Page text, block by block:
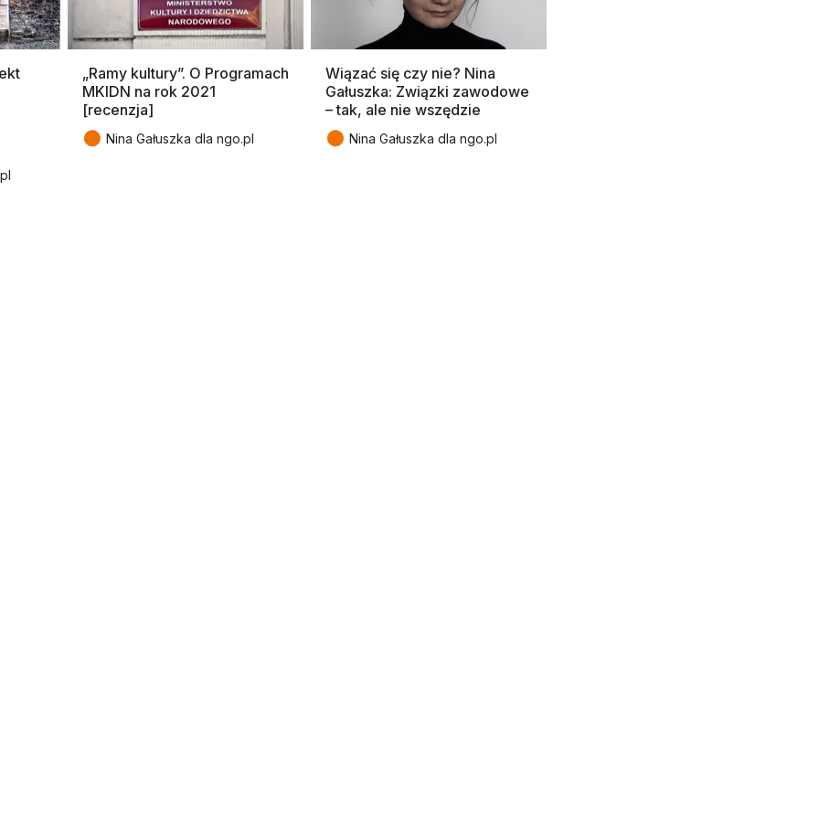
„Ramy kultury”. O Programach
MKIDN na rok 2021
[recenzja]
● Nina Gałuszka dla ngo.pl
Wiązać się czy nie? Nina
Gałuszka: Związki zawodowe
– tak, ale nie wszędzie
● Nina Gałuszka dla ngo.pl